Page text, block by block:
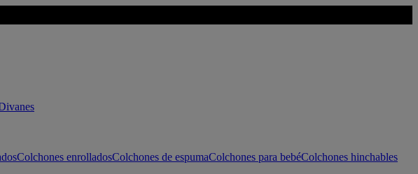
Colchones enrolladosColchones de espumaColchones para bebéColchones hinchables